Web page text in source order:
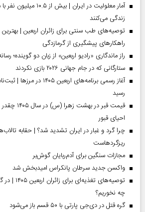
آمار معلولیت در ایران |
زندگی می‌کنند
توصیه‌های طب سنتی برای زائران اربعین |
راهکارهای پیشگیری از گرمازدگی
راز ماندگاری «رادیو اربعین» از زبان دو گوینده؛
ستارگانی که در جام جهانی ۲۰۲۶ بازی نکردند
رسید
قیمت قبر
احیای قبور
چرا گرد و غبار در ایران تشدید شد؟ | حقابه
ریزگردهاست
مجازات سنگین برای آدم‌ربایان گوش‌بر
واکسن جدید سرطان پانکراس امیدبخش شد
توصیه‌های
چه نخوریم؟
گره قتل در دی‌جی پارتی با ۵۰ قسم باز می‌شود